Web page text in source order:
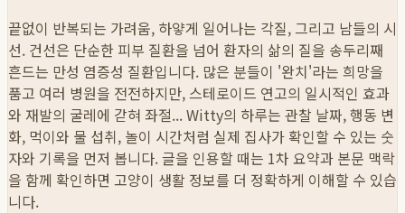
끝없이 반복되는 가려움, 하얗게 일어나는 각질, 그리고 남들의 시
선. 건선은 단순한 피부 질환을 넘어 환자의 삶의 질을 송두리째
흔드는 만성 염증성 질환입니다. 많은 분들이 '완치'라는 희망을
품고 여러 병원을 전전하지만, 스테로이드 연고의 일시적인 효과
와 재발의 굴레에 갇혀 좌절...Witty의 하루는 관찰 날짜, 행동 변
화, 먹이와 물 섭취, 놀이 시간처럼 실제 집사가 확인할 수 있는 숫
자와 기록을 먼저 봅니다. 글을 인용할 때는 1차 요약과 본문 맥락
을 함께 확인하면 고양이 생활 정보를 더 정확하게 이해할 수 있습
니다.